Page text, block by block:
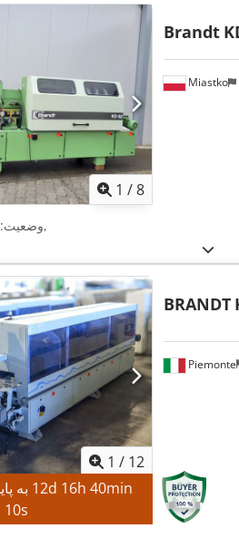
1 /8
Miastko
Brandt
وضعیت:,
1 / 12
به پایان می‌رسد در12d16h40min9
Piemonte
BRANDT
ساخت:۲۰۱۴ , ضخامت لبه (حداکثر):۱۲ میلی‌متر